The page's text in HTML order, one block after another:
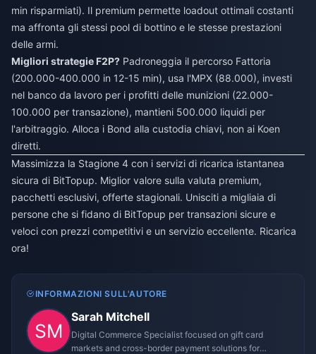
min risparmiati). Il premium permette loadout ottimali costanti
ma affronta gli stessi pool di bottino e le stesse prestazioni
delle armi.
Migliori strategie F2P? Padroneggia il percorso Fattoria
(200.000-400.000 in 12-15 min), usa l'MPX (88.000), investi
nel banco da lavoro per i profitti delle munizioni (22.000-
100.000 per transazione), mantieni 500.000 liquidi per
l'arbitraggio. Alloca i Bond alla custodia chiavi, non ai Koen
diretti.
Massimizza la Stagione 4 con i servizi di ricarica istantanea
sicura di BitTopup. Miglior valore sulla valuta premium,
pacchetti esclusivi, offerte stagionali. Unisciti a migliaia di
persone che si fidano di BitTopup per transazioni sicure e
veloci con prezzi competitivi e un servizio eccellente. Ricarica
ora!
INFORMAZIONI SULL'AUTORE
Sarah Mitchell
Digital Commerce Specialist focused on gift card
markets and cross-border payment solutions for